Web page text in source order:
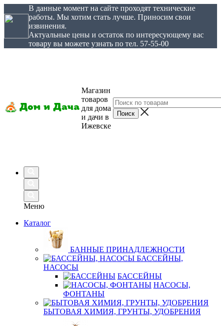
В данные момент на сайте проходят технические
работы. Мы хотим стать лучше. Приносим свои
извинения.
Актуальные цены и остаток по интересующему вас
товару вы можете узнать по тел. 57-55-00
Магазин
товаров
для дома
и дачи в
Ижевске
Меню
Каталог
БАННЫЕ ПРИНАДЛЕЖНОСТИ
БАССЕЙНЫ,
НАСОСЫ
БАССЕЙНЫ
НАСОСЫ,
ФОНТАНЫ
БЫТОВАЯ ХИМИЯ, ГРУНТЫ, УДОБРЕНИЯ